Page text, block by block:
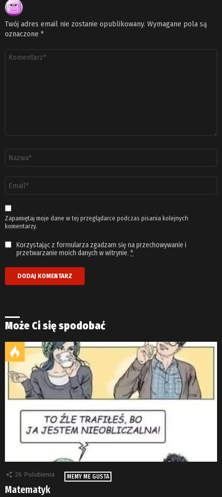
Twój adres email nie zostanie opublikowany. Wymagane pola są
oznaczone *
Komentarz
email
*
Zapamiętaj moje dane w tej przeglądarce podczas pisania kolejnych
komentarzy.
Korzystając z formularza zgadzam się na przechowywanie i
przetwarzanie moich danych w witrynie. *
Może Ci się spodobać
26 Polubienia MEMY ME GUSTA
Matematyk